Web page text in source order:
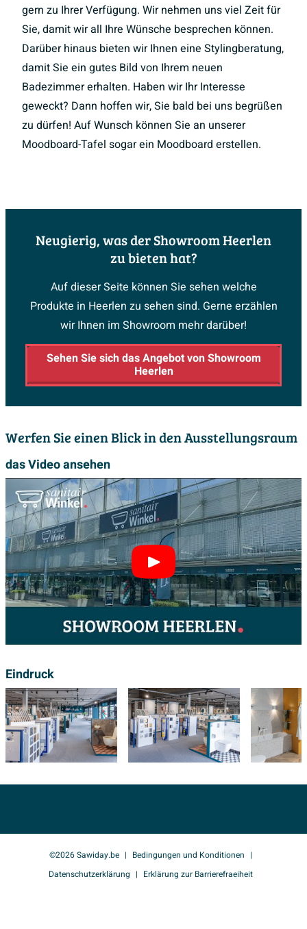
gern zu Ihrer Verfügung. Wir nehmen uns viel Zeit für
Sie, damit wir all Ihre Wünsche besprechen können.
Darüber hinaus bieten wir Ihnen eine Stylingberatung,
damit Sie ein gutes Bild von Ihrem neuen
Badezimmer erhalten. Haben wir Ihr Interesse
geweckt? Dann hoffen wir, Sie bald bei uns begrüßen
zu dürfen! Auf Wunsch können Sie an unserer
Moodboard-Tafel sogar ein Moodboard erstellen.
Neugierig, was der Showroom Heerlen
zu bieten hat?
Auf dieser Seite können Sie sehen welche
Produkte in Heerlen zu sehen sind. Gerne erzählen
wir Ihnen im Showroom mehr darüber!
Sehen Sie sich das Angebot von Showroom
Heerlen
Werfen Sie einen Blick in den Ausstellungsraum
das Video ansehen
Eindruck
©2026 Sawiday.be
Bedingungen und Konditionen
Datenschutzerklärung
Erklärung zur Barrierefraeiheit